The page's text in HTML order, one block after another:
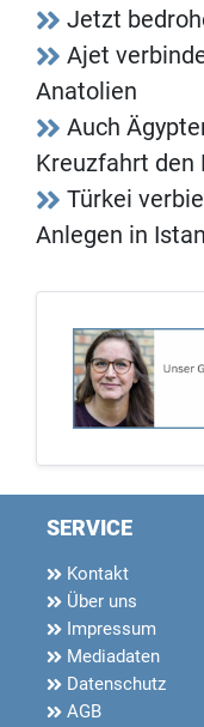
Jetzt
Ajet
Anatolien
Auch
Kreuzfahrt den
Türkei
Anlegen in
SERVICE
Kontakt
Über uns
Impressum
Mediadaten
Datenschutz
AGB